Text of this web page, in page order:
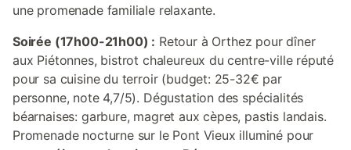
une promenade familiale relaxante.
Soirée (17h00-21h00) : Retour à Orthez pour dîner
aux Piétonnes, bistrot chaleureux du centre-ville réputé
pour sa cuisine du terroir (budget: 25-32€ par
personne, note 4,7/5). Dégustation des spécialités
béarnaises: garbure, magret aux cèpes, pastis landais.
Promenade nocturne sur le Pont Vieux illuminé pour